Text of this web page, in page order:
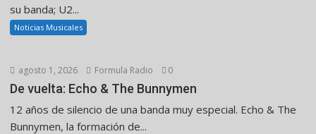
su banda; U2...
Noticias Musicales
agosto 1, 2026 Formula Radio 0
De vuelta: Echo & The Bunnymen
12 años de silencio de una banda muy especial. Echo & The
Bunnymen, la formación de...